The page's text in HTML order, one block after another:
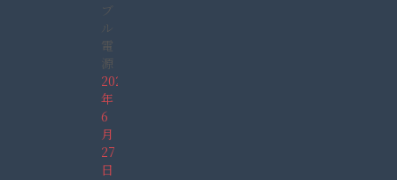
ブ
ル
電
源
2026
年
6
月
27
日